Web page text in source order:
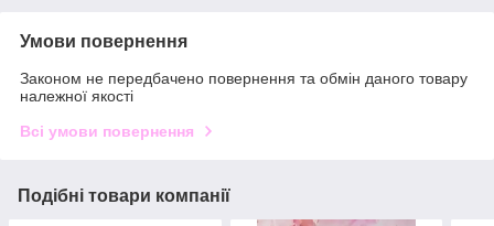
Умови повернення
Законом не передбачено повернення та обмін даного товару
належної якості
Всі умови повернення
Подібні товари компанії